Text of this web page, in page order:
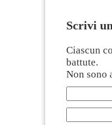
Scrivi
Ciascun
battute.
Non sono